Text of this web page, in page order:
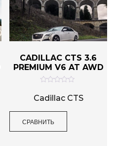
CADILLAC CTS 3.6
PREMIUM V6 AT AWD
ц
е
а
Cadillac CTS
СРАВНИТЬ